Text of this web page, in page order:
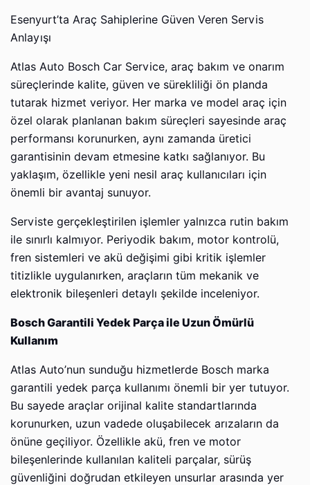
Esenyurt’ta Araç Sahiplerine Güven Veren Servis
Anlayışı
Atlas Auto Bosch Car Service, araç bakım ve onarım
süreçlerinde kalite, güven ve sürekliliği ön planda
tutarak hizmet veriyor. Her marka ve model araç için
özel olarak planlanan bakım süreçleri sayesinde araç
performansı korunurken, aynı zamanda üretici
garantisinin devam etmesine katkı sağlanıyor. Bu
yaklaşım, özellikle yeni nesil araç kullanıcıları için
önemli bir avantaj sunuyor.
Serviste gerçekleştirilen işlemler yalnızca rutin bakım
ile sınırlı kalmıyor. Periyodik bakım, motor kontrolü,
fren sistemleri ve akü değişimi gibi kritik işlemler
titizlikle uygulanırken, araçların tüm mekanik ve
elektronik bileşenleri detaylı şekilde inceleniyor.
Bosch Garantili Yedek Parça ile Uzun Ömürlü
Kullanım
Atlas Auto’nun sunduğu hizmetlerde Bosch marka
garantili yedek parça kullanımı önemli bir yer tutuyor.
Bu sayede araçlar orijinal kalite standartlarında
korunurken, uzun vadede oluşabilecek arızaların da
önüne geçiliyor. Özellikle akü, fren ve motor
bileşenlerinde kullanılan kaliteli parçalar, sürüş
güvenliğini doğrudan etkileyen unsurlar arasında yer